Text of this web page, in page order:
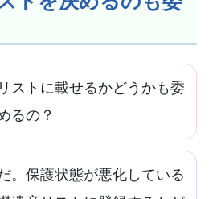
ストに載せるかどうかも委
るの？
。保護状態が悪化している